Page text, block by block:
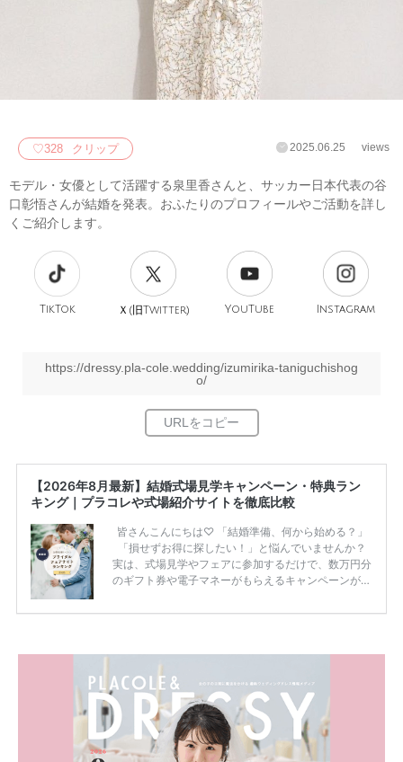
♡328 クリップ 2025.06.25 views
モデル・女優として活躍する泉里香さんと、サッカー日本代表の谷
口彰悟さんが結婚を発表。おふたりのプロフィールやご活動を詳し
くご紹介します。
TikTok Ｘ(旧Twitter) YouTube Instagram
https://dressy.pla-cole.wedding/izumirika-taniguchishog
o/
【2026年8月最新】結婚式場見学キャンペーン・特典ラン
キング｜プラコレや式場紹介サイトを徹底比較
皆さんこんにちは♡ 「結婚準備、何から始める？」
「損せずお得に探したい！」と悩んでいませんか？
実は、式場見学やフェアに参加するだけで、数万円分
のギフト券や電子マネーがもらえるキャンペーンがあ
ため、比較せずに選ぶと損をしてしまうことも……。
内容：特典金額・条件・応募方法・注意点 「どこが
一番お得？」「プラコレの特典は？」といった疑問も
解決します。 まずは診断で候補を絞れる「ウェディ
ング診断」か、体験型 […]
続きを読む